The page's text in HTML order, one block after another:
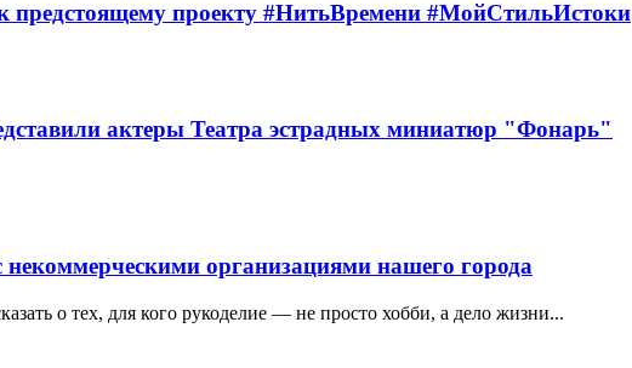
проекту #НитьВремени #МойСтильИстоки
актеры Театра эстрадных миниатюр "Фонарь"
организациями нашего города
о тех, для кого рукоделие — не просто хобби, а дело жизни...